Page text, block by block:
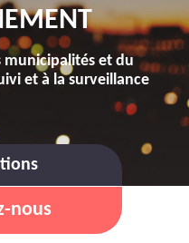
et du
et à la surveillance
nous